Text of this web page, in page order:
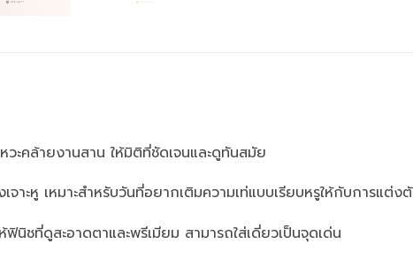
ะคล้ายงานสาน ให้มิติที่ชัดเจนและดูทันสมัย
าะหู เหมาะสำหรับวันที่อยากเติมความเท่แบบเรียบหรูให้กับการแต่ง
นิชที่ดูสะอาดตาและพรีเมียม สามารถใส่เดี่ยวเป็นจุดเด่น